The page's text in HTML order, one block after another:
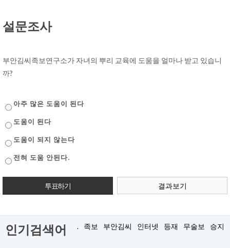
설문조사
부안김씨족보연구소가 자녀의 뿌리 교육에 도움을 얼마나 받고 있습니
까?
아주 많은 도움이 된다
도움이 된다
도움이 되지 않는다
전혀 도움 안된다.
결과보기
인기검색어 . 족보 부안김씨 인터넷 등재 무술보 승지